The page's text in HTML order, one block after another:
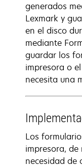
generados
Lexmark y
en el disco
mediante
guardar los
impresora o
necesita una
Los
impresora, de
necesidad de